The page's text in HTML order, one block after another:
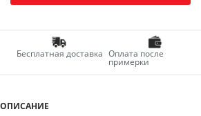
Бесплатная доставка Оплата после
примерки
ОПИСАНИЕ